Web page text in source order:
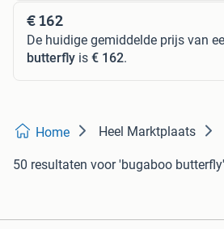
€ 162
De huidige gemiddelde prijs van
butterfly is € 162.
Home Heel Marktplaats
50 resultaten voor 'bugaboo butterfly'